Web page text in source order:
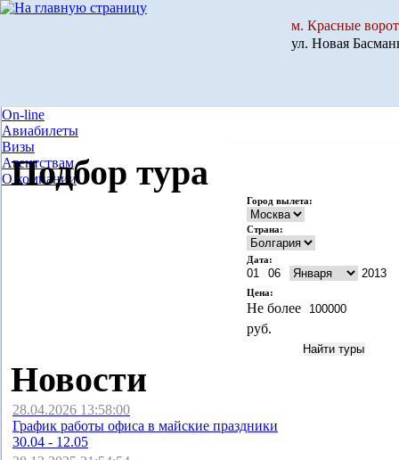
м. Красные
ул. Новая
On-line
Авиабилеты
Визы
Агентствам
О компании
Подбор тура
Город вылета:
Страна:
Дата:
Цена:
Не более
руб.
Новости
28.04.2026 13:58:00
График работы офиса в майские праздники
30.04 - 12.05